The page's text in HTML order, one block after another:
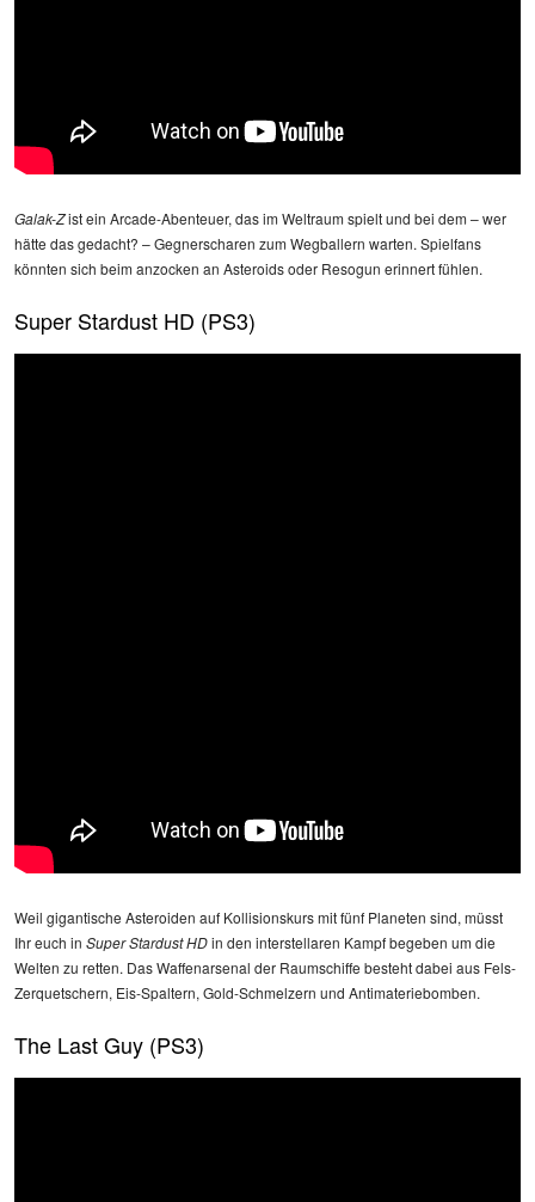
Galak-Zist ein Arcade-Abenteuer, das im Weltraum spielt und bei dem – wer
hätte das gedacht? – Gegnerscharen zum Wegballern warten. Spielfans
könnten sich beim anzocken an Asteroids oder Resogun erinnert fühlen.
Super Stardust HD (PS3)
Weil gigantische Asteroiden auf Kollisionskurs mit fünf Planeten sind, müsst
Ihr euch in Super Stardust HDin den interstellaren Kampf begeben um die
Welten zu retten. Das Waffenarsenal der Raumschiffe besteht dabei aus Fels-
Zerquetschern, Eis-Spaltern, Gold-Schmelzern und Antimateriebomben.
The Last Guy (PS3)